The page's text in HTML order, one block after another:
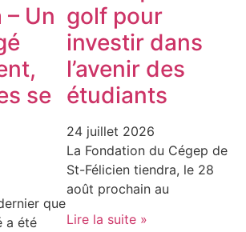
Un
se
que
a été
golf pour
investir dans
l’avenir des
étudiants
24 juillet 2026
La Fondation du Cégep de
St-Félicien tiendra, le 28
août prochain au
Lire la suite »